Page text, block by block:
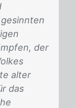
der
alter
das